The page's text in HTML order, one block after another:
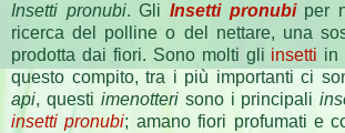
Insetti pronubi. Gli Insetti pronubiper
ricerca del polline o del nettare, una
prodotta dai fiori. Sono molti gli insetti in
questo compito, tra i più importanti ci
api, questi imenotteri sono i principali
insetti pronubi; amano fiori profumati e